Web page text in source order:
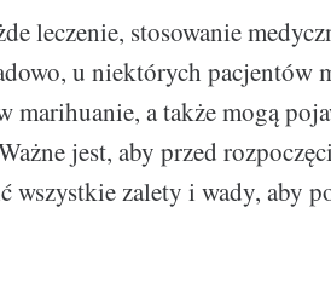
leczenie, stosowanie
u niektórych pacjentów
marihuanie, a także mogą
jest, aby przed
wszystkie zalety i wady, aby